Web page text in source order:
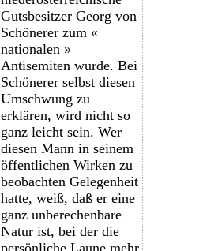
Gutsbesitzer Georg von
Schönerer zum «
nationalen »
Antisemiten wurde. Bei
Schönerer selbst diesen
Umschwung zu
erklären, wird nicht so
ganz leicht sein. Wer
diesen Mann in seinem
öffentlichen Wirken zu
beobachten Gelegenheit
hatte, weiß, daß er eine
ganz unberechenbare
Natur ist, bei der die
persönliche Laune mehr